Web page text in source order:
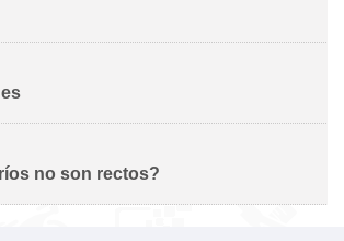
no son rectos?